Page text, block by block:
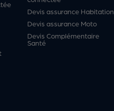
Devis assurance Habitation
Devis assurance Moto
Devis Complémentaire
Santé